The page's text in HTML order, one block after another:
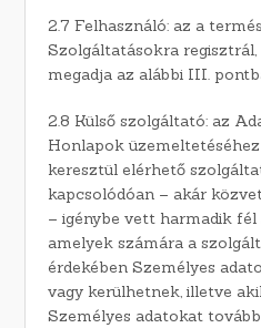
2.7 Felhasználó: az a
Szolgáltatásokra
megadja az alábbi III.
2.8 Külső szolgáltató: az
Honlapok
keresztül elérhető
kapcsolódóan – akár
– igénybe vett harmadik
amelyek számára a
érdekében Személyes
vagy kerülhetnek, illetve
Személyes adatokat